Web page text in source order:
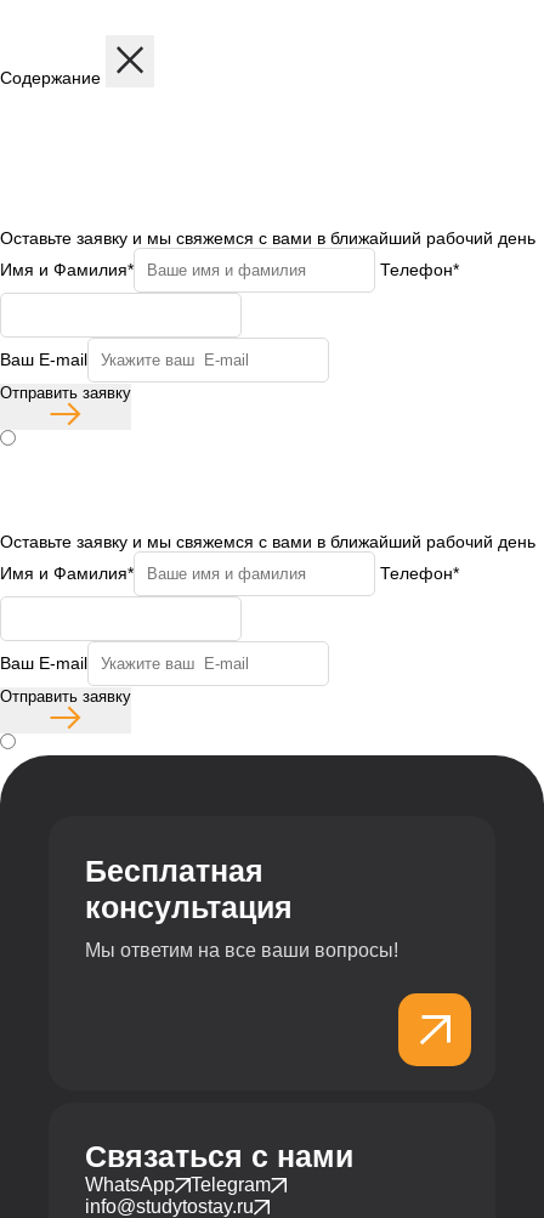
Содержание
Оставьте заявку и мы свяжемся с вами в ближайший рабочий день
Имя и Фамилия*
Телефон*
Ваш E-mail
Отправить заявку
Оставьте заявку и мы свяжемся с вами в ближайший рабочий день
Имя и Фамилия*
Телефон*
Ваш E-mail
Отправить заявку
Бесплатная
консультация
Мы ответим на все ваши вопросы!
Связаться с нами
WhatsApp
Telegram
info@studytostay.ru